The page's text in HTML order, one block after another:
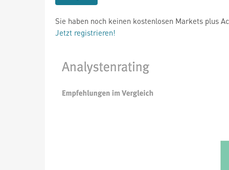
Sie haben noch keinen kostenlosen Markets plus
Jetzt registrieren!